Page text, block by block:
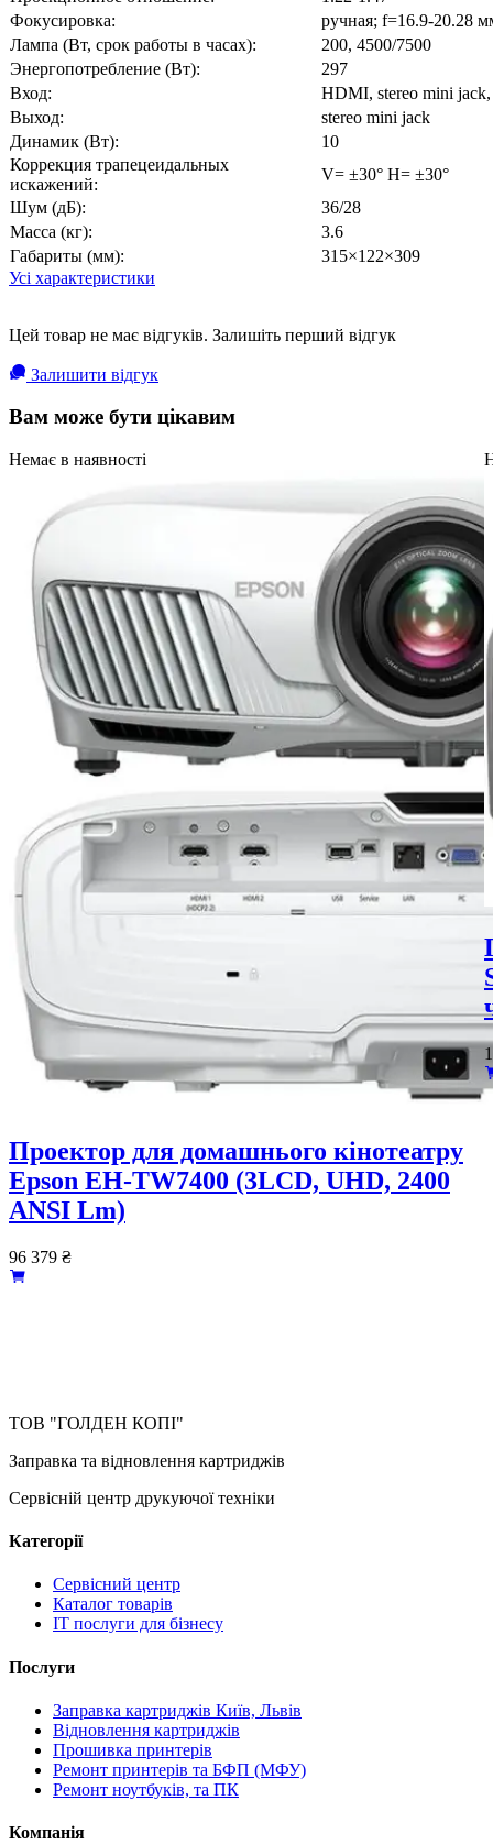
Фокусировка:
ручная; f=16.9-20.28
Лампа (Вт, срок работы в часах):
200, 4500/7500
Энергопотребление (Вт):
297
Вход:
HDMI, stereo mini
Выход:
stereo mini jack
Динамик (Вт):
10
Коррекция трапецеидальных
искажений:
V= ±30° H= ±30°
Шум (дБ):
36/28
Масса (кг):
3.6
Габариты (мм):
315×122×309
Усі характеристики
Цей товар не має відгуків. Залишіть перший відгук
Залишити відгук
Вам може бути цікавим
Немає в наявності
Проектор для домашнього кінотеатру
Epson EH-TW7400 (3LCD, UHD, 2400
ANSI Lm)
96 379 ₴
ТОВ "ГОЛДЕН КОПІ"
Заправка та відновлення картриджів
Сервісній центр друкуючої техніки
Категорії
Сервісний центр
Каталог товарів
IT послуги для бізнесу
Послуги
Заправка картриджів Київ, Львів
Відновлення картриджів
Прошивка принтерів
Ремонт принтерів та БФП (МФУ)
Ремонт ноутбуків, та ПК
Компанія